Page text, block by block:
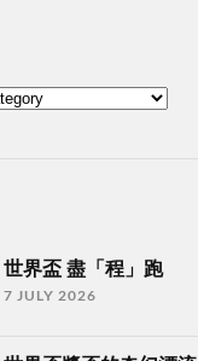
世界盃 盡「程」跑
7 JULY 2026